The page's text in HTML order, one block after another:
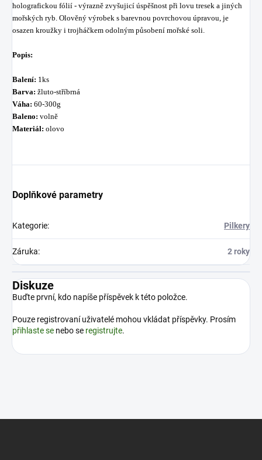
holografickou fólií - výrazně zvyšujicí úspěšnost při lovu tresek a jiných
mořských ryb. Olověný výrobek s barevnou povrchovou úpravou, je
osazen kroužky i trojháčkem odolným působení mořské soli.
Popis:
Balení: 1ks
Barva: žluto-stříbrná
Váha: 60-300g
Baleno: volně
Materiál: olovo
Doplňkové parametry
Kategorie: Pilkery
Záruka: 2 roky
Diskuze
Buďte první, kdo napíše příspěvek k této položce.
Pouze registrovaní uživatelé mohou vkládat příspěvky. Prosím
přihlaste se nebo se registrujte.